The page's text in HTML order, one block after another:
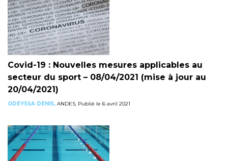
Covid-19 : Nouvelles mesures applicables au
secteur du sport – 08/04/2021 (mise à jour au
20/04/2021)
ODEYSSA DENIS, ANDES, Publié le 6 avril 2021